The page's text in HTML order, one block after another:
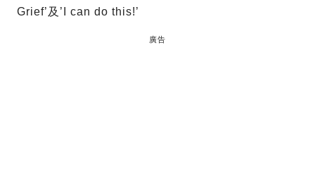
Grief’及’I can do this!’
廣告